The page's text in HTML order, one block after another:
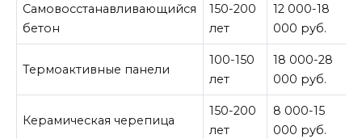
Самовосстанавливающийся
бетон
150-200
лет
12 000-18
000 руб.
Термоактивные панели
100-150
лет
18 000-28
000 руб.
Керамическая черепица
150-200
лет
8 000-15
000 руб.